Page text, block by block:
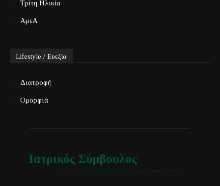
Τρίτη Ηλικία
ΑμεΑ
Lifestyle / Ευεξία
Διατροφή
Ομορφιά
Ιατρικός Σύμβουλος